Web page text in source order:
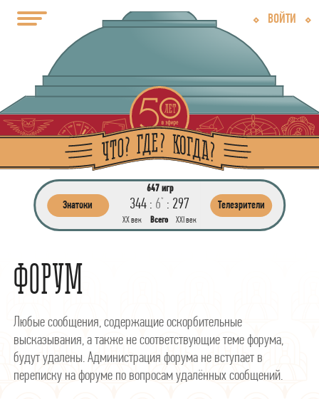
ВОЙТИ
Знатоки 344 : 6* : 297
647 игр
ХХ век Всего ХХI век
Телезрители
ФОРУМ
Любые сообщения, содержащие оскорбительные
высказывания, а также не соответствующие теме форума,
будут удалены. Администрация форума не вступает в
переписку на форуме по вопросам удалённых сообщений.